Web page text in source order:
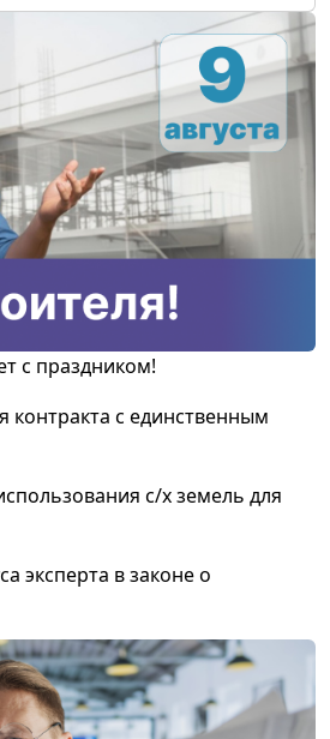
с праздником!
контракта с единственным
с/х земель для
эксперта в законе о